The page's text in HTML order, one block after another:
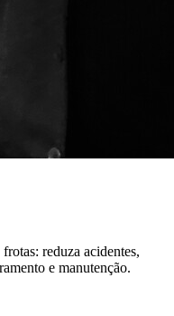
reduza acidentes,
e manutenção.